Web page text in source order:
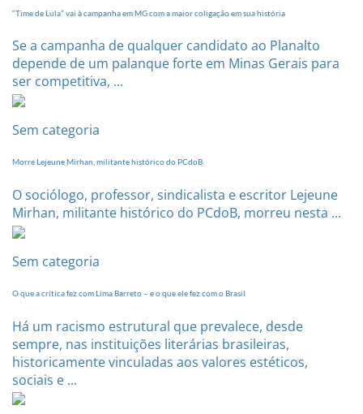
setembro
“Time de Lula” vai à campanha em MG com a maior coligação em sua história
Se a campanha de qualquer candidato ao Planalto
depende de um palanque forte em Minas Gerais para
ser competitiva, ...
Sem categoria
Morre Lejeune Mirhan, militante histórico do PCdoB
O sociólogo, professor, sindicalista e escritor Lejeune
Mirhan, militante histórico do PCdoB, morreu nesta ...
Sem categoria
O que a crítica fez com Lima Barreto – e o que ele fez com o Brasil
Há um racismo estrutural que prevalece, desde
sempre, nas instituições literárias brasileiras,
historicamente vinculadas aos valores estéticos,
sociais e ...